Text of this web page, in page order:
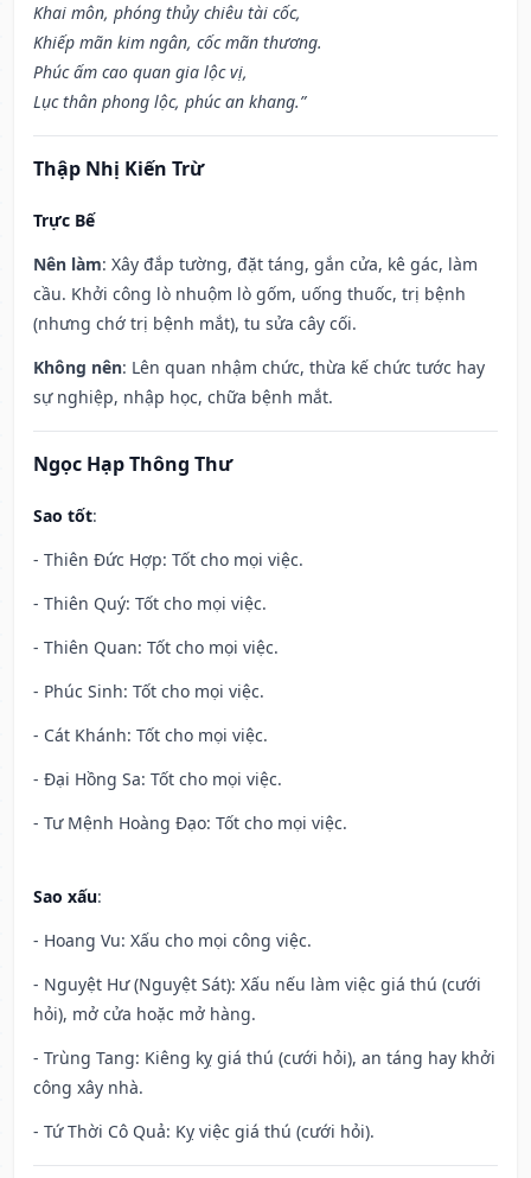
Khai môn, phóng thủy chiêu tài cốc,
Khiếp mãn kim ngân, cốc mãn thương.
Phúc ấm cao quan gia lộc vị,
Lục thân phong lộc, phúc an khang.”
Thập Nhị Kiến Trừ
Trực Bế
Nên làm: Xây đắp tường, đặt táng, gắn cửa, kê gác, làm
cầu. Khởi công lò nhuộm lò gốm, uống thuốc, trị bệnh
(nhưng chớ trị bệnh mắt), tu sửa cây cối.
Không nên: Lên quan nhậm chức, thừa kế chức tước hay
sự nghiệp, nhập học, chữa bệnh mắt.
Ngọc Hạp Thông Thư
Sao tốt:
- Thiên Đức Hợp: Tốt cho mọi việc.
- Thiên Quý: Tốt cho mọi việc.
- Thiên Quan: Tốt cho mọi việc.
- Phúc Sinh: Tốt cho mọi việc.
- Cát Khánh: Tốt cho mọi việc.
- Đại Hồng Sa: Tốt cho mọi việc.
- Tư Mệnh Hoàng Đạo: Tốt cho mọi việc.
Sao xấu:
- Hoang Vu: Xấu cho mọi công việc.
- Nguyệt Hư (Nguyệt Sát): Xấu nếu làm việc giá thú (cưới
hỏi), mở cửa hoặc mở hàng.
- Trùng Tang: Kiêng kỵ giá thú (cưới hỏi), an táng hay khởi
công xây nhà.
- Tứ Thời Cô Quả: Kỵ việc giá thú (cưới hỏi).